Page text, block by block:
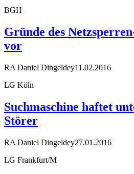
BGH
Gründe des
vor
RA Daniel Dingeldey11.02.2016
LG Köln
Suchmaschine haftet
Störer
RA Daniel Dingeldey27.01.2016
LG Frankfurt/M